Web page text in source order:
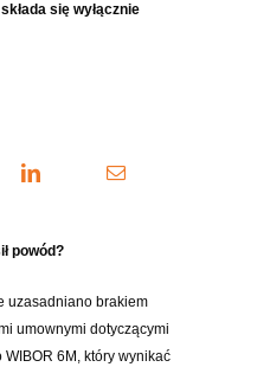
się wyłącznie
powód?
uzasadniano brakiem
umownymi dotyczącymi
6M, który wynikać